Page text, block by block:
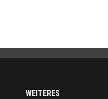
WEITERES